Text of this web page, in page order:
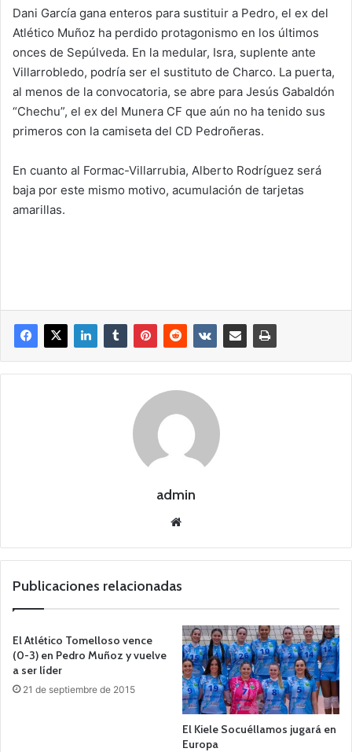
Dani García gana enteros para sustituir a Pedro, el ex del
Atlético Muñoz ha perdido protagonismo en los últimos
onces de Sepúlveda. En la medular, Isra, suplente ante
Villarrobledo, podría ser el sustituto de Charco. La puerta,
al menos de la convocatoria, se abre para Jesús Gabaldón
“Chechu”, el ex del Munera CF que aún no ha tenido sus
primeros con la camiseta del CD Pedroñeras.
En cuanto al Formac-Villarrubia, Alberto Rodríguez será
baja por este mismo motivo, acumulación de tarjetas
amarillas.
admin
we
Publicaciones relacionadas
El Atlético Tomelloso vence
(0-3) en Pedro Muñoz y vuelve
a ser líder
21 de septiembre de 2015
El Kiele Socuéllamos jugará en
Europa